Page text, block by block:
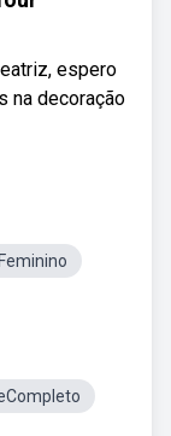
espero
na decoração